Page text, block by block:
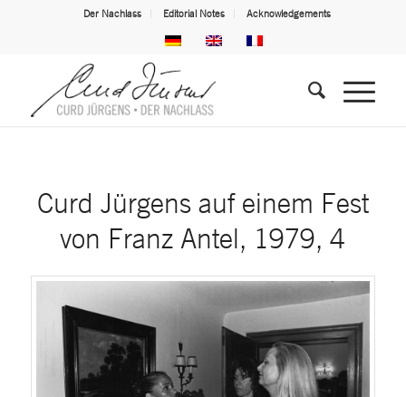
Der Nachlass Editorial Notes Acknowledgements
Curd Jürgens auf einem Fest
von Franz Antel, 1979, 4